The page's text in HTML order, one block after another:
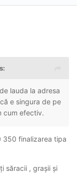
si educata,
bine, geme
si ma rasfata, la
catre baie
ma
calma si
lauda la adresa
e singura de pe
cum efectiv.
350 finalizarea tipa
săracii , grașii și